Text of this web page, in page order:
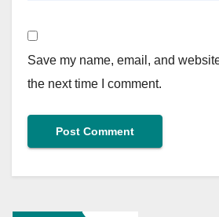
Save my name, email, and
the next time I comment.